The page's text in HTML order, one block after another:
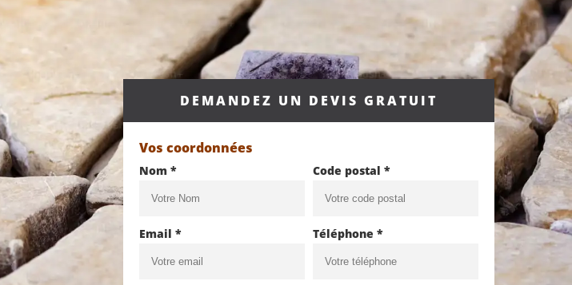
DEMANDEZ UN DEVIS GRATUIT
Vos coordonnées
Nom * Code postal *
Email * Téléphone *